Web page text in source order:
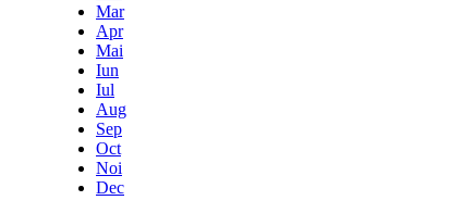
Mar
Apr
Mai
Iun
Iul
Aug
Sep
Oct
Noi
Dec